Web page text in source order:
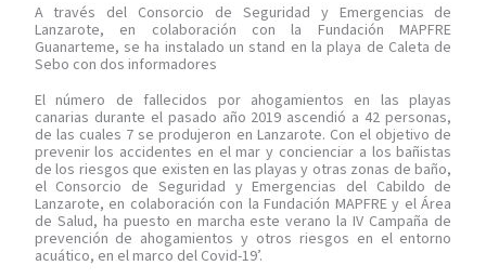
A través del Consorcio de Seguridad y Emergencias de
Lanzarote, en colaboración con la Fundación MAPFRE
Guanarteme, se ha instalado un stand en la playa de Caleta de
Sebo con dos informadores
El número de fallecidos por ahogamientos en las playas
canarias durante el pasado año 2019 ascendió a 42 personas,
de las cuales 7 se produjeron en Lanzarote. Con el objetivo de
prevenir los accidentes en el mar y concienciar a los bañistas
de los riesgos que existen en las playas y otras zonas de baño,
el Consorcio de Seguridad y Emergencias del Cabildo de
Lanzarote, en colaboración con la Fundación MAPFRE y el Área
de Salud, ha puesto en marcha este verano la IV Campaña de
prevención de ahogamientos y otros riesgos en el entorno
acuático, en el marco del Covid-19’.